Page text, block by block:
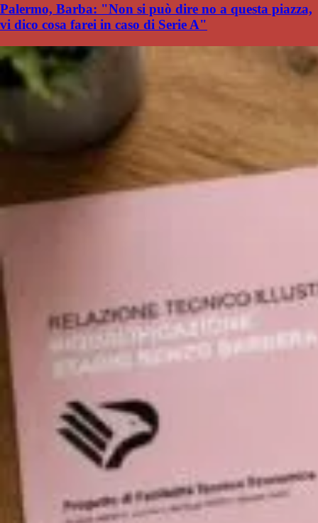
Palermo, Barba: "Non si può dire no a questa piazza,
vi dico cosa farei in caso di Serie A"